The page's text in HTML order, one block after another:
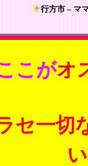
行方市 – マ
こがオ
セ一切